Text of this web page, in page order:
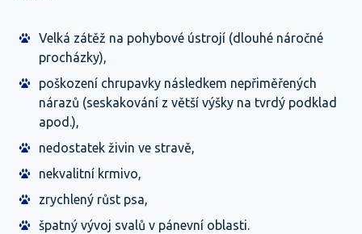
Velká zátěž na pohybové ústrojí (dlouhé náročné
procházky),
poškození chrupavky následkem nepřiměřených
nárazů (seskakování z větší výšky na tvrdý podklad
apod.),
nedostatek živin ve stravě,
nekvalitní krmivo,
zrychlený růst psa,
špatný vývoj svalů v pánevní oblasti.